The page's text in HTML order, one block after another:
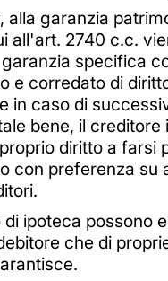
alla garanzia
all'art. 2740 c.c.
specifica
e corredato di
in caso di
bene, il creditore
diritto a farsi
con preferenza su
ipoteca possono
che di